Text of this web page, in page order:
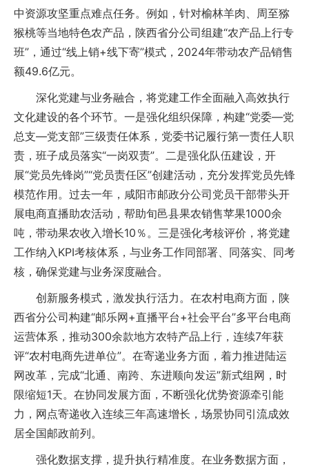
中资源攻坚重点难点任务。例如，针对榆林羊肉、周至猕
猴桃等当地特色农产品，陕西省分公司组建“农产品上行专
班”，通过“线上销+线下寄”模式，2024年带动农产品销售
额49.6亿元。
深化党建与业务融合，将党建工作全面融入高效执行
文化建设的各个环节。一是强化组织保障，构建“党委—党
总支—党支部”三级责任体系，党委书记履行第一责任人职
责，班子成员落实“一岗双责”。二是强化队伍建设，开
展“党员先锋岗”“党员责任区”创建活动，充分发挥党员先锋
模范作用。过去一年，咸阳市邮政分公司党员干部带头开
展电商直播助农活动，帮助旬邑县果农销售苹果1000余
吨，带动果农收入增长10％。三是强化考核评价，将党建
工作纳入KPI考核体系，与业务工作同部署、同落实、同考
核，确保党建与业务深度融合。
创新服务模式，激发执行活力。在农村电商方面，陕
西省分公司构建“邮乐网+直播平台+社会平台”多平台电商
运营体系，推动300余款地方农特产品上行，连续7年获
评“农村电商先进单位”。在寄递业务方面，着力推进陆运
网改革，完成“北通、南跨、东进顺向发运”新式组网，时
限缩短1天。在协同发展方面，不断强化优势资源牵引能
力，网点寄递收入连续三年高速增长，场景协同引流成效
居全国邮政前列。
强化数据支撑，提升执行精准度。在业务数据方面，